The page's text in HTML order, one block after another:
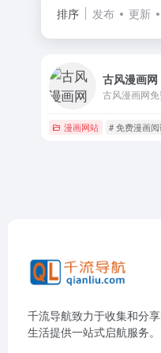
排序 发布 更新
古风漫画网
古风漫画网
漫画网站 # 免费漫画
千流导航致力于收集和分
生活提供一站式启航服务。